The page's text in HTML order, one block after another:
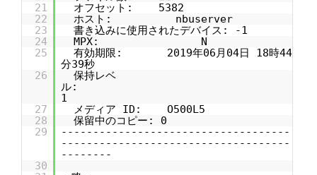
21
オフセット: 5382
22
ホスト: nbuserver
23
書き込みに使用されたデバイス: -1
24
MPX: N
25
有効期限: 2019年06月04日 18時44
分39秒
26
保持レベ
ル:
1
27
メディア ID: O500L5
28
保留中のコピー: 0
29
------------------------------------
------------------------------------
--------
30